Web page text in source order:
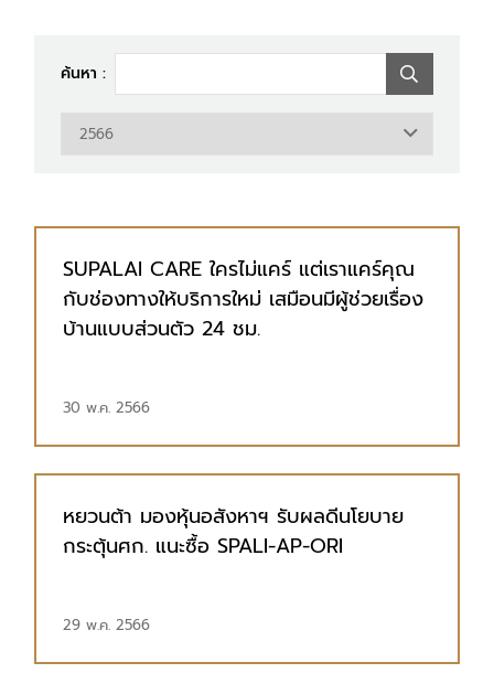
ค้นหา :
SUPALAI CARE ใครไม่แคร์ แต่เราแคร์คุณ
กับช่องทางให้บริการใหม่ เสมือนมีผู้ช่วยเรื่อง
บ้านแบบส่วนตัว 24 ชม.
30 พ.ค. 2566
หยวนต้า มองหุ้นอสังหาฯ รับผลดีนโยบาย
กระตุ้นศก. แนะซื้อ SPALI-AP-ORI
29 พ.ค. 2566